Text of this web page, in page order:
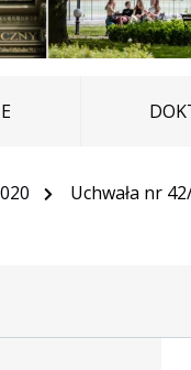
Uchwała nr